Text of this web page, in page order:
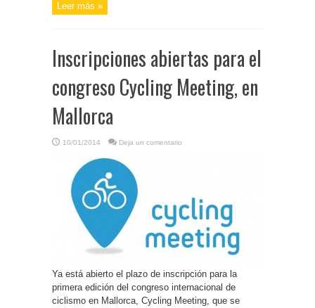
Leer más »
Inscripciones abiertas para el
congreso Cycling Meeting, en
Mallorca
10/01/2014 Deja un comentario
Ya está abierto el plazo de inscripción para la
primera edición del congreso internacional de
ciclismo en Mallorca, Cycling Meeting, que se